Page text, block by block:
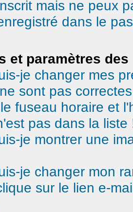
mais ne peux
dans le
et paramètres
je changer mes
sont pas
fuseau horaire et
pas dans la liste
je montrer une
je changer mon
sur le lien e-